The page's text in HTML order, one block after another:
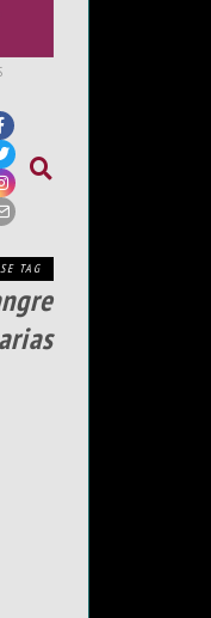
TAG